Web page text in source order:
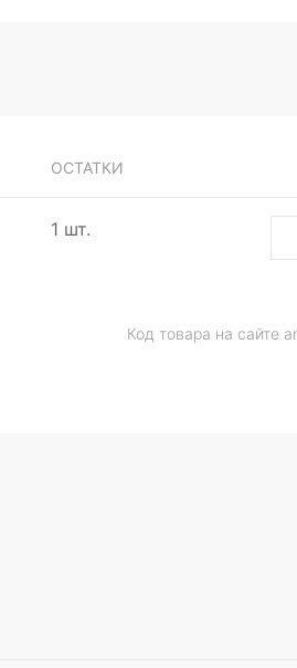
ОСТАТКИ
1 шт.
Код товара на сайте